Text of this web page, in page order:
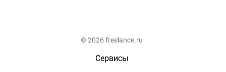
© 2026 freelance.ru
Сервисы